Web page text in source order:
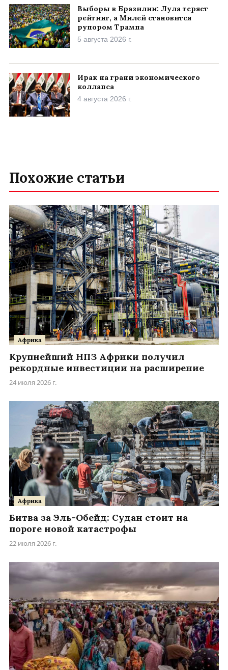
Выборы в Бразилии: Лула теряет
рейтинг, а Милей становится
рупором Трампа
5 августа 2026 г.
Ирак на грани экономического
коллапса
4 августа 2026 г.
Похожие статьи
Африка
Крупнейший НПЗ Африки получил
рекордные инвестиции на расширение
24 июля 2026 г.
Африка
Битва за Эль-Обейд: Судан стоит на
пороге новой катастрофы
22 июля 2026 г.